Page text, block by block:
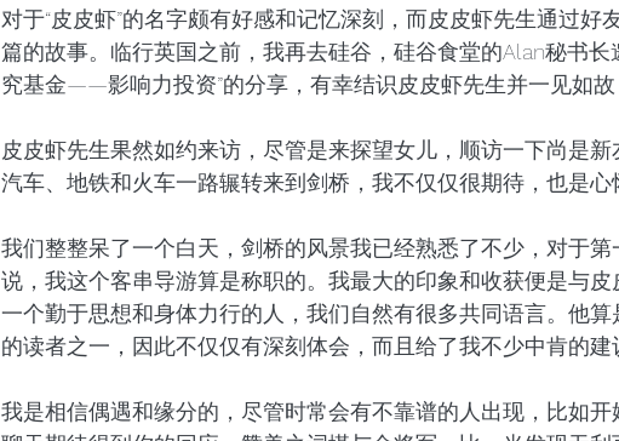
对于“皮皮虾”的名字颇有好感和记忆深刻，而皮皮虾先生通过好
篇的故事。临行英国之前，我再去硅谷，硅谷食堂的Alan秘书长
究基金——影响力投资”的分享，有幸结识皮皮虾先生并一见如故
皮皮虾先生果然如约来访，尽管是来探望女儿，顺访一下尚是
汽车、地铁和火车一路辗转来到剑桥，我不仅仅很期待，也是心
我们整整呆了一个白天，剑桥的风景我已经熟悉了不少，对于
说，我这个客串导游算是称职的。我最大的印象和收获便是与
一个勤于思想和身体力行的人，我们自然有很多共同语言。他算
的读者之一，因此不仅仅有深刻体会，而且给了我不少中肯的建
我是相信偶遇和缘分的，尽管时常会有不靠谱的人出现，比如